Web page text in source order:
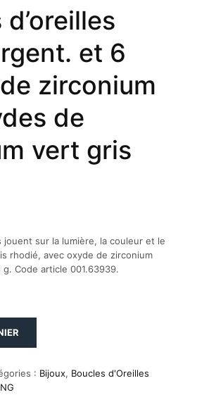
et 6
zirconium
de
vert gris
jouent sur la lumière, la couleur et le
rhodié, avec oxyde de zirconium
Code article 001.63939.
: Bijoux, Boucles d'Oreilles